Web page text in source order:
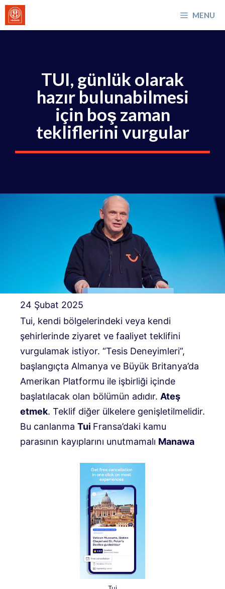
İçeriğe
atla
MENU
TUI, günlük olarak
hazır bulunabilmesi
için boş zaman
tekliflerini vurgular
24 Şubat 2025
Tui, kendi bölgelerindeki veya kendi
şehirlerinde ziyaret ve faaliyet teklifini
vurgulamak istiyor. “Tesis Deneyimleri”,
başlangıçta Almanya ve Büyük Britanya’da
Amerikan Platformu ile işbirliği içinde
başlatılacak olan bölümün adıdır. Ateş
etmek. Teklif diğer ülkelere genişletilmelidir.
Bu canlanma Tui Fransa’daki kamu
parasının kayıplarını unutmamalı Manawa